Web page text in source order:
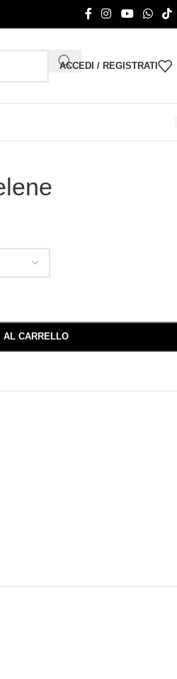
ACCEDI / REGISTRATI
AL CARRELLO